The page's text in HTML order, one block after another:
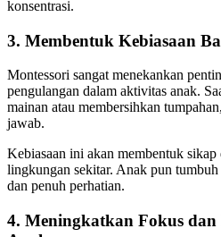
konsentrasi.
3. Membentuk Kebiasaan
Montessori sangat menekankan
pengulangan dalam aktivitas anak.
mainan atau membersihkan
jawab.
Kebiasaan ini akan membentuk
lingkungan sekitar. Anak pun
dan penuh perhatian.
4. Meningkatkan Fokus dan